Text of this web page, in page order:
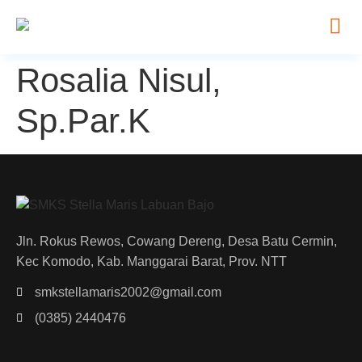
Rosalia Nisul,
Sp.Par.K
Jln. Rokus Rewos, Cowang Dereng, Desa Batu Cermin,
Kec Komodo, Kab. Manggarai Barat, Prov. NTT
smkstellamaris2002@gmail.com
(0385) 2440476